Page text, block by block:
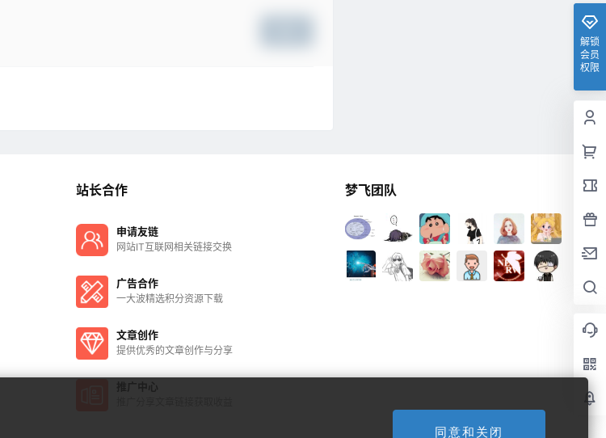
解锁
会员
权限
站长合作
申请友链
网站IT互联网相关链接交换
广告合作
一大波精选积分资源下载
文章创作
提供优秀的文章创作与分享
推广中心
梦飞团队
同意和关闭